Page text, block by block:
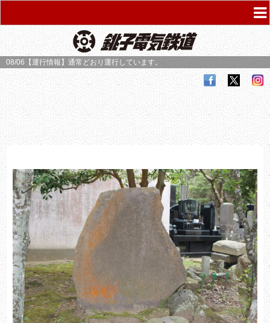
08/06【運行情報】 通常どおり運行しています。